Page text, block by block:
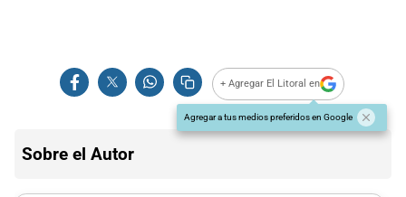
+ Agregar El Litoral en
Agregar a tus medios preferidos en Google
Sobre el Autor